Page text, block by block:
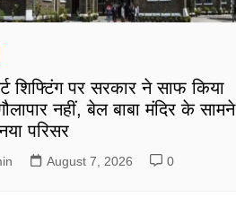
शिफ्टिंग पर सरकार ने साफ किया
नहीं, बेल बाबा मंदिर के सामने
परिसर
August 7, 2026 0